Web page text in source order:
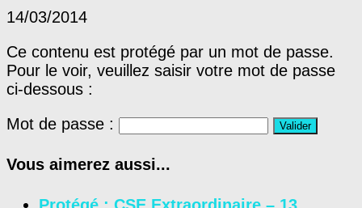
14/03/2014
Ce contenu est protégé par un mot de passe.
Pour le voir, veuillez saisir votre mot de passe
ci-dessous :
Mot de passe :
Vous aimerez aussi...